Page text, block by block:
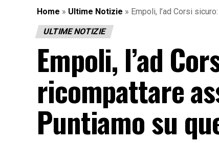
Home » Ultime Notizie » Empoli, l’ad Corsi
ULTIME NOTIZIE
Empoli, l’ad
ricompattare
Puntiamo su